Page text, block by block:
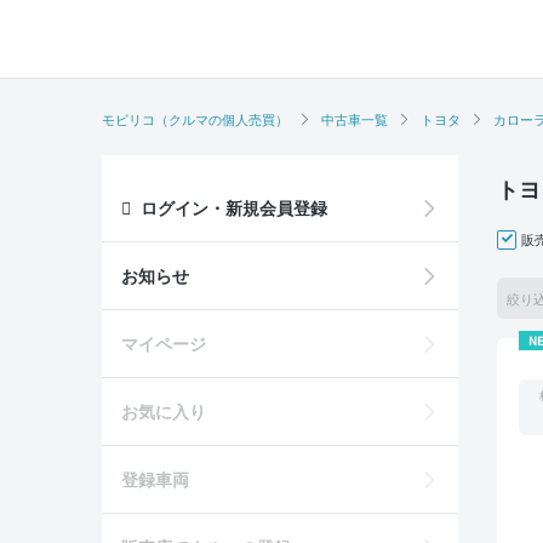
モビリコ（クルマの個人売買） 中古車一覧 トヨタ カロー
ト
販
絞り
ログイン・新規会員登録
お知らせ
マイページ
お気に入り
登録車両